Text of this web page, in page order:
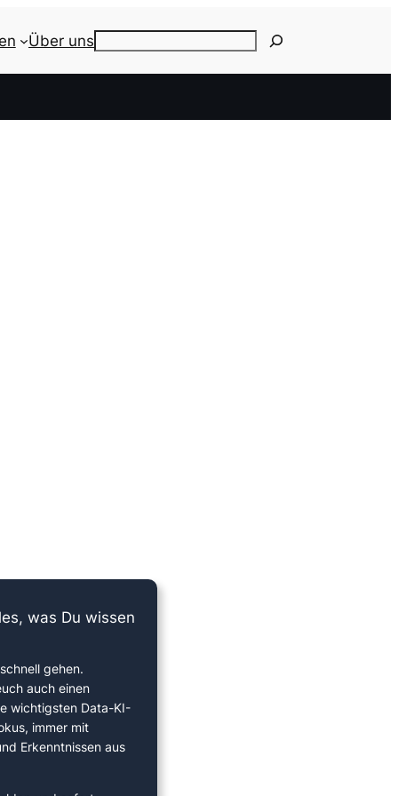
Über uns
was Du wissen
gehen.
auch einen
wichtigsten Data-KI-
immer mit
Erkenntnissen aus